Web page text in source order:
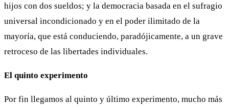
hijos con dos sueldos; y la democracia basada en el sufragio
universal incondicionado y en el poder ilimitado de la
mayoría, que está conduciendo, paradójicamente, a un grave
retroceso de las libertades individuales.
El quinto experimento
Por fin llegamos al quinto y último experimento, mucho más